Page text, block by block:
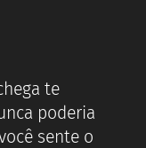
te
poderia
sente o